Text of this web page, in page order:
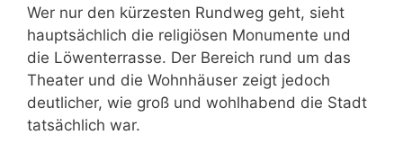
Wer nur den kürzesten Rundweg geht, sieht
hauptsächlich die religiösen Monumente und
die Löwenterrasse. Der Bereich rund um das
Theater und die Wohnhäuser zeigt jedoch
deutlicher, wie groß und wohlhabend die Stadt
tatsächlich war.